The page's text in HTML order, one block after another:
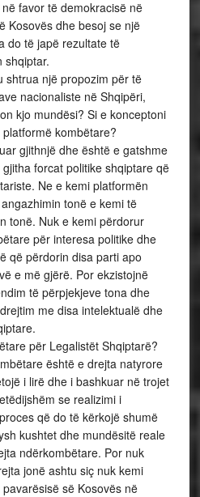
favor të demokracisë në
Kosovës dhe besoj se një
do të japë rezultate të
shqiptar.
shtrua një propozim për të
nacionaliste në Shqipëri,
kjo mundësi? Si e konceptoni
kombëtare?
gjithnjë dhe është e gatshme
forcat politike shqiptare që
Ne e kemi platformën
tonë e kemi të
tonë. Nuk e kemi përdorur
për interesa politike dhe
që përdorin disa parti apo
e më gjërë. Por ekzistojnë
të përpjekjeve tona dhe
me disa intelektualë dhe
për Legalistët Shqiptarë?
është e drejta natyrore
i lirë dhe i bashkuar në trojet
se realizimi i
që do të kërkojë shumë
kushtet dhe mundësitë reale
ndërkombëtare. Por nuk
jonë ashtu siç nuk kemi
së Kosovës në